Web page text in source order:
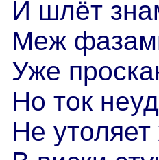
И шлёт
Меж
Уже
Но ток
Не